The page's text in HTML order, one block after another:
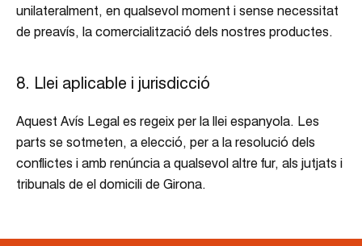
unilateralment, en qualsevol moment i sense necessitat
de preavís, la comercialització dels nostres productes.
8. Llei aplicable i jurisdicció
Aquest Avís Legal es regeix per la llei espanyola. Les
parts se sotmeten, a elecció, per a la resolució dels
conflictes i amb renúncia a qualsevol altre fur, als jutjats i
tribunals de el domicili de Girona.